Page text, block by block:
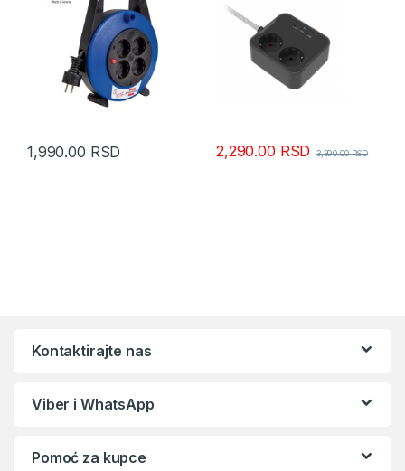
1,990.00 RSD 2,290.00 RSD 3,390.00RSD
Kontaktirajte nas
Viber i WhatsApp
Pomoć za kupce